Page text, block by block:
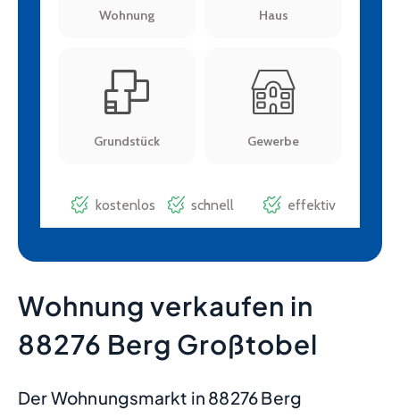
Wohnung verkaufen in
88276 Berg Großtobel
Der Wohnungsmarkt in 88276 Berg